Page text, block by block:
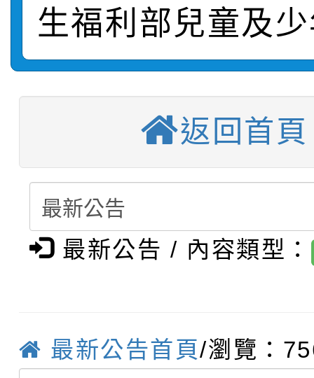
宣導。
結果(第10招)
學年度第1學期第9次代
結果(第2招)
轉知：本市公務人員協
9月16日本府B2大禮堂
1次會員大會暨第7屆會
函轉運動部全民運動署
推動社區運動俱樂部營
計畫」1 份，請踴躍報
權責核予出席人員公(
【甄選結果(第11招)】
學年度第1學期第7次
結果(第11招)
【甄選結果(第3招)】
學年度第1學期第9次代
結果(第3招)
桃園市家庭教育中心「
程資訊」、「暑期親子
「祖孫樂淘桃」、「愛
報，惠請貴機關(學校)
「校園短影音徵選活動
員」簡章及活動海報，
115學年度新生訓練注
學年度第1學期第7次代
【甄選結果(第2招)】
生福利部兒童及
返回首頁
最新公告 / 內容類型：
最新公告首頁/瀏覽：